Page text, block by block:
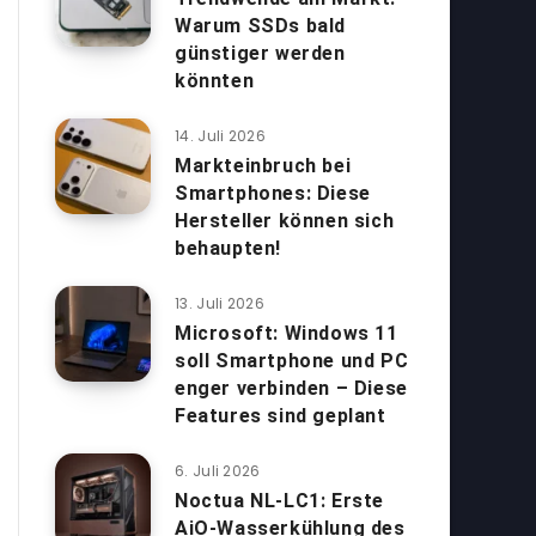
Warum SSDs bald
günstiger werden
könnten
14. Juli 2026
Markteinbruch bei
Smartphones: Diese
Hersteller können sich
behaupten!
13. Juli 2026
Microsoft: Windows 11
soll Smartphone und PC
enger verbinden – Diese
Features sind geplant
6. Juli 2026
Noctua NL-LC1: Erste
AiO-Wasserkühlung des